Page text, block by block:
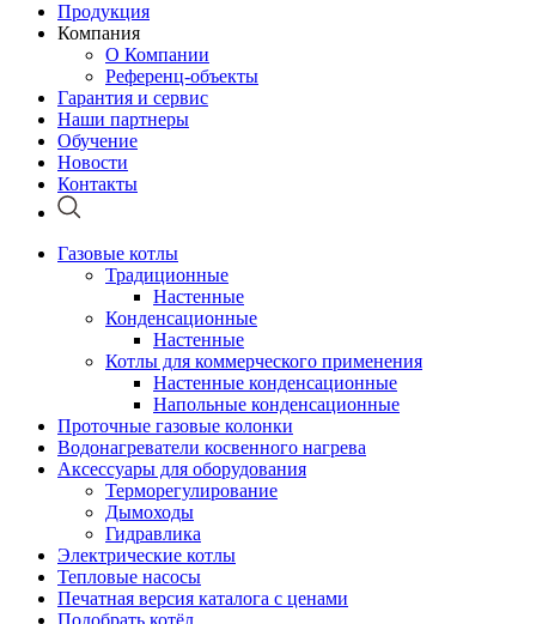
Продукция
Компания
О Компании
Референц-объекты
Гарантия и сервис
Наши партнеры
Обучение
Новости
Контакты
Газовые котлы
Традиционные
Настенные
Конденсационные
Настенные
Котлы для коммерческого применения
Настенные конденсационные
Напольные конденсационные
Проточные газовые колонки
Водонагреватели косвенного нагрева
Аксессуары для оборудования
Терморегулирование
Дымоходы
Гидравлика
Электрические котлы
Тепловые насосы
Печатная версия каталога с ценами
Подобрать котёл